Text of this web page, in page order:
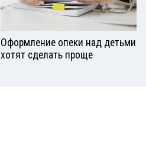
Оформление опеки над детьми
хотят сделать проще